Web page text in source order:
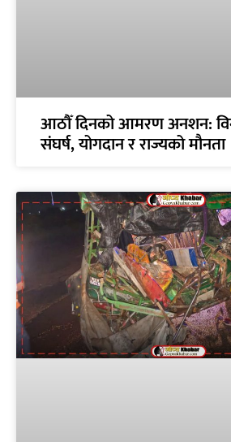
आठौँ दिनको आमरण अनशन:
संघर्ष, योगदान र राज्यको मौनता